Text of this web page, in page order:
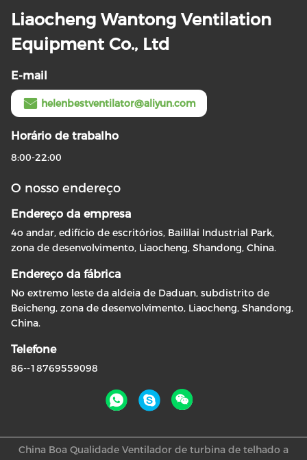
Liaocheng Wantong Ventilation
Equipment Co., Ltd
E-mail
helenbestventilator@aliyun.com
Horário de trabalho
8:00-22:00
O nosso endereço
Endereço da empresa
4o andar, edifício de escritórios, Baililai Industrial Park,
zona de desenvolvimento, Liaocheng, Shandong, China.
Endereço da fábrica
No extremo leste da aldeia de Daduan, subdistrito de
Beicheng, zona de desenvolvimento, Liaocheng, Shandong,
China.
Telefone
86--18769559098
China Boa Qualidade Ventilador de turbina de telhado a